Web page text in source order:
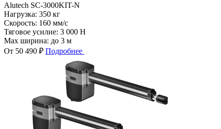
Alutech SC-3000KIT-N
Нагрузка: 350 кг
Скорость: 160 мм/с
Тяговое усилие: 3 000 Н
Max ширина: до 3 м
От 50 490 ₽ Подробнее